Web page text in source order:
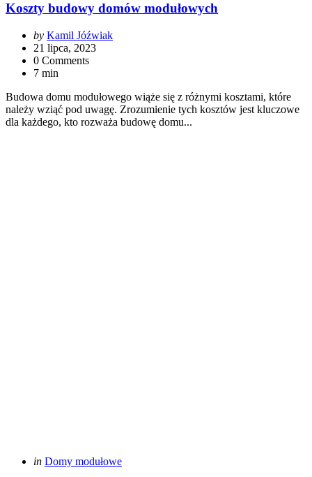
Koszty budowy domów modułowych
Posted
by
by Kamil Jóźwiak
21 lipca, 2023
0 Comments
7 min
Budowa domu modułowego wiąże się z różnymi kosztami, które
należy wziąć pod uwagę. Zrozumienie tych kosztów jest kluczowe
dla każdego, kto rozważa budowę domu...
Categories
Posted
in Domy modułowe